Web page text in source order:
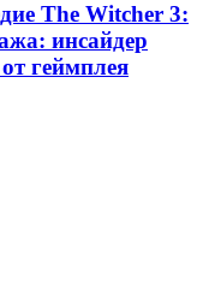
The Witcher 3:
инсайдер
геймплея